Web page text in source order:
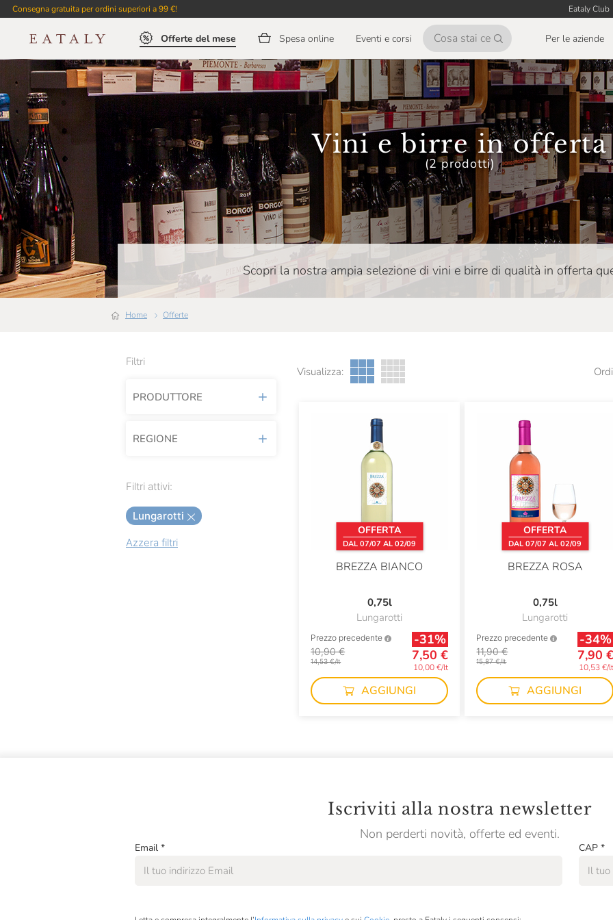
Consegna gratuita per ordini superiori a 99 €! Eataly Club
Offerte del mese Spesa online Eventi e corsi Per le aziende
Vini e birre in offerta
(2 prodotti)
Scopri la nostra ampia selezione di vini e birre di qualità in offerta
Home Offerte
Filtri
PRODUTTORE
Allegrini
Baglio Di Grisi
Baladin
Bastianich
Ceci
REGIONE
Umbria
Filtri attivi:
Lungarotti
Azzera filtri
Visualizza:
OFFERTA
DAL 07/07 AL 02/09
BREZZA BIANCO
0,75l
Lungarotti
Prezzo precedente
10,90 €
14,53 €/lt
-31%
7,50 €
10,00 €/lt
AGGIUNGI
OFFERTA
DAL 07/07 AL 02/09
BREZZA ROSA
0,75l
Lungarotti
Prezzo precedente
11,90 €
15,87 €/lt
-34%
7,90
10,53 €/
AGGIUNGI
Iscriviti alla nostra newsletter
Non perderti novità, offerte ed eventi.
Email * CAP *